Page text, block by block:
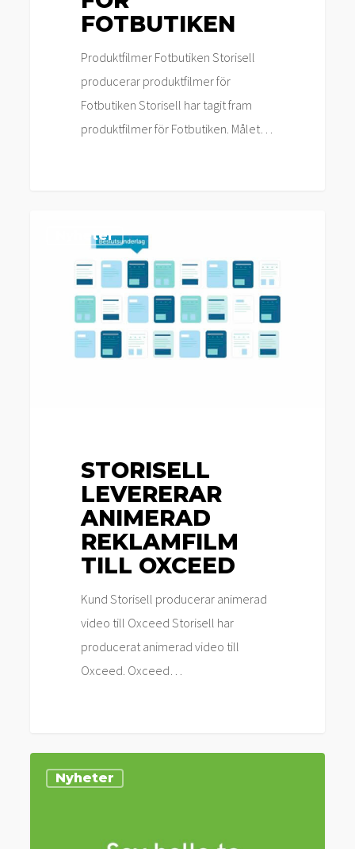
FOTBUTIKEN
Produktfilmer Fotbutiken Storisell
producerar produktfilmer för
Fotbutiken Storisell har tagit fram
produktfilmer för Fotbutiken. Målet…
animerad
reklamfilm
Nyheter
STORISELL
LEVERERAR
ANIMERAD
REKLAMFILM
TILL OXCEED
Kund Storisell producerar animerad
video till Oxceed Storisell har
producerat animerad video till
Oxceed. Oxceed…
levererar
Nyheter